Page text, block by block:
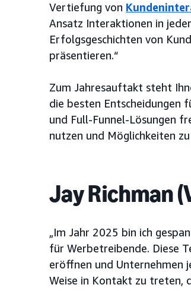
Vertiefung von
Ansatz Interaktionen in
Erfolgsgeschichten von
präsentieren.“
Zum Jahresauftakt steht
die besten Entscheidungen
und Full-Funnel-Lösungen
nutzen und Möglichkeiten
Jay Richman
„Im Jahr 2025 bin ich
für Werbetreibende. Diese
eröffnen und Unternehmen
Weise in Kontakt zu treten,